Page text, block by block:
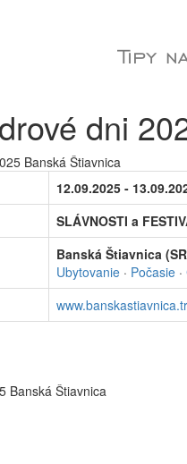
dni
12.09.2025 -
SLÁVNOSTI a
Banská Štiavnica
Ubytovanie · Počasie ·
Banská Štiavnica